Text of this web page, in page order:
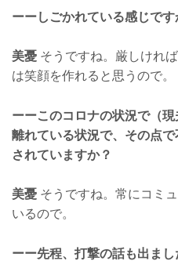
ーーしごかれている感じです
美憂 そうですね。厳しけれ
は笑顔を作れると思うので。
ーーこのコロナの状況で（
離れている状況で、その点
されていますか？
美憂 そうですね。常にコミ
いるので。
ーー先程、打撃の話も出ま